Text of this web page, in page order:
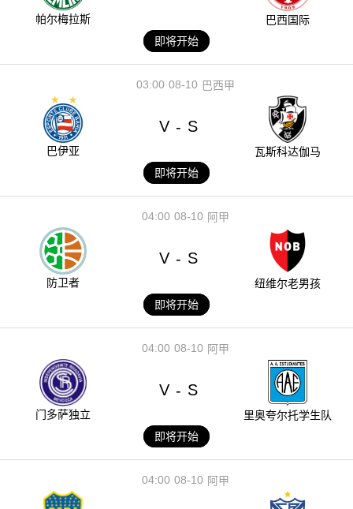
帕尔梅拉斯
巴西国际
即将开始
08-10
03:00 巴西甲
巴伊亚
V - S
瓦斯科达伽马
即将开始
08-10
04:00 阿甲
防卫者
V - S
纽维尔老男孩
即将开始
08-10
04:00 阿甲
门多萨独立
V - S
里奥夸尔托学生队
即将开始
08-10
04:00 阿甲